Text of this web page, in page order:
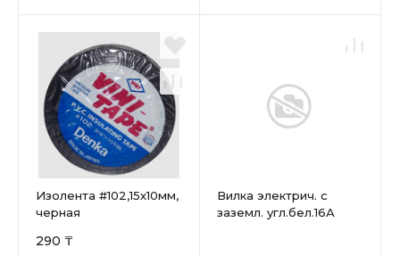
Изолента #102,15х10мм,
черная
290 ₸
Вилка электрич. с
заземл. угл.бел.16А